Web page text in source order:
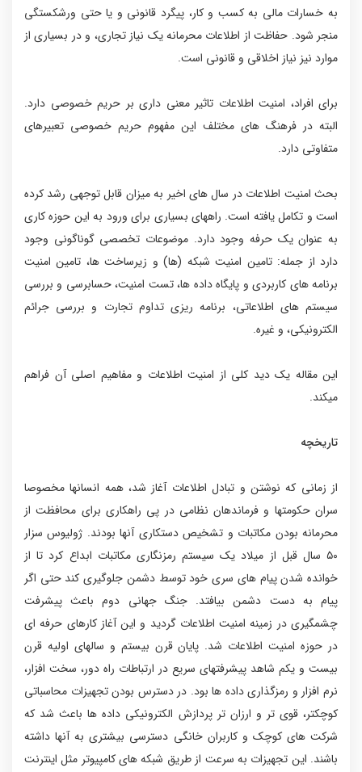
به خسارات مالی به کسب و کار، پیگرد قانونی و یا حتی ورشکستگی
منجر شود. حفاظت از اطلاعات محرمانه یک نیاز تجاری، و در بسیاری از
موارد نیز نیاز اخلاقی و قانونی است.
برای افراد، امنیت اطلاعات تاثیر معنی داری بر حریم خصوصی دارد.
البته در فرهنگ های مختلف این مفهوم حریم خصوصی تعبیرهای
متفاوتی دارد.
بحث امنیت اطلاعات در سال های اخیر به میزان قابل توجهی رشد کرده
است و تکامل یافته است. راههای بسیاری برای ورود به این حوزه کاری
به عنوان یک حرفه وجود دارد. موضوعات تخصصی گوناگونی وجود
دارد از جمله: تامین امنیت شبکه (ها) و زیرساخت ها، تامین امنیت
برنامه های کاربردی و پایگاه داده ها، تست امنیت، حسابرسی و بررسی
سیستم های اطلاعاتی، برنامه ریزی تداوم تجارت و بررسی جرائم
الکترونیکی، و غیره.
این مقاله یک دید کلی از امنیت اطلاعات و مفاهیم اصلی آن فراهم
میکند.
تاریخچه
از زمانی که نوشتن و تبادل اطلاعات آغاز شد، همه انسانها مخصوصا
سران حکومتها و فرماندهان نظامی در پی راهکاری برای محافظت از
محرمانه بودن مکاتبات و تشخیص دستکاری آنها بودند. ژولیوس سزار
۵۰ سال قبل از میلاد یک سیستم رمزنگاری مکاتبات ابداع کرد تا از
خوانده شدن پیام های سری خود توسط دشمن جلوگیری کند حتی اگر
پیام به دست دشمن بیافتد. جنگ جهانی دوم باعث پیشرفت
چشمگیری در زمینه امنیت اطلاعات گردید و این آغاز کارهای حرفه ای
در حوزه امنیت اطلاعات شد. پایان قرن بیستم و سالهای اولیه قرن
بیست و یکم شاهد پیشرفتهای سریع در ارتباطات راه دور، سخت افزار،
نرم افزار و رمزگذاری داده ها بود. در دسترس بودن تجهیزات محاسباتی
کوچکتر، قوی تر و ارزان تر پردازش الکترونیکی داده ها باعث شد که
شرکت های کوچک و کاربران خانگی دسترسی بیشتری به آنها داشته
باشند. این تجهیزات به سرعت از طریق شبکه های کامپیوتر مثل اینترنت